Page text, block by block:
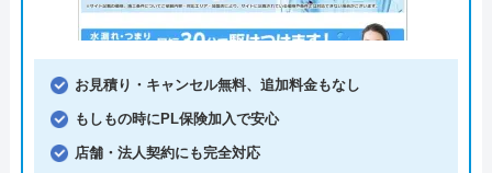
お見積り・キャンセル無料、追加料金もなし
もしもの時にPL保険加入で安心
店舗・法人契約にも完全対応